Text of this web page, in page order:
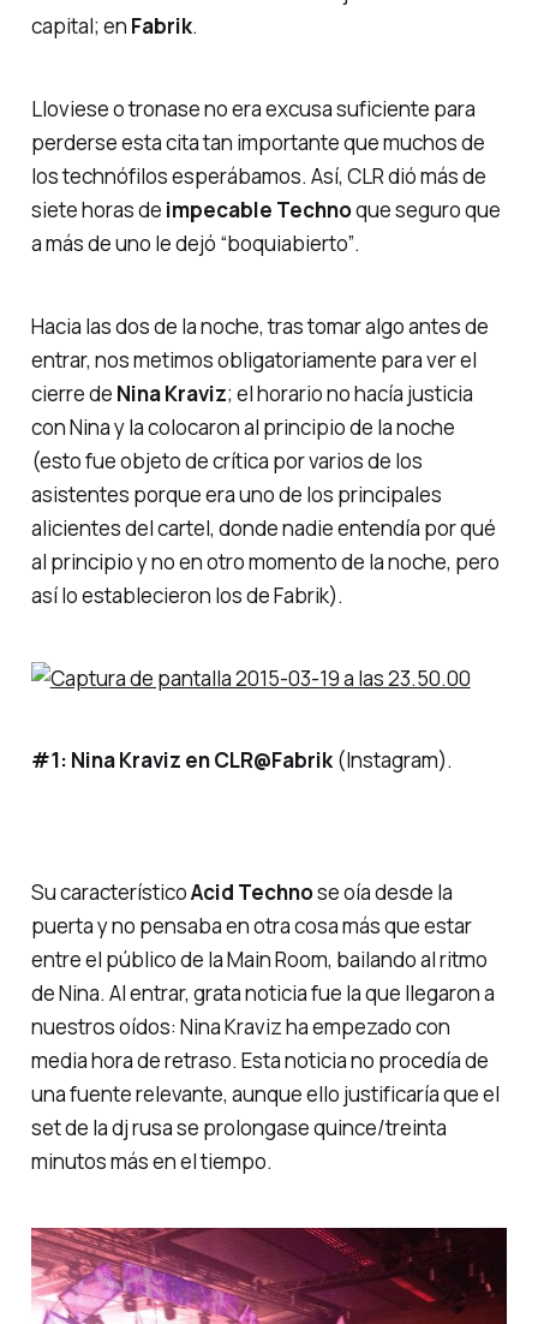
capital; en Fabrik.
Lloviese o tronase no era excusa suficiente para
perderse esta cita tan importante que muchos de
lostechnófilosesperábamos. Así, CLR dió más de
siete horas de impecable Technoque seguro que
a más de uno le dejó “boquiabierto”.
Hacia las dos de la noche, tras tomar algo antes de
entrar, nos metimos obligatoriamente para ver el
cierre de Nina Kraviz; el horario no hacía justicia
con Nina y la colocaron al principio de la noche
(esto fue objeto de crítica por varios de los
asistentes porque era uno de los principales
alicientes del cartel, donde nadie entendía por qué
al principio y no en otro momento de la noche, pero
así lo establecieron los de Fabrik).
#1: Nina Kraviz en CLR@Fabrik(Instagram).
Su característicoAcid Technose oía desde la
puerta y no pensaba en otra cosa más que estar
entre el público de laMain Room, bailando al ritmo
de Nina. Al entrar, grata noticia fue la que llegaron a
nuestros oídos: Nina Kraviz ha empezado con
media hora de retraso. Esta noticia no procedía de
una fuente relevante, aunque ello justificaría que el
set de la dj rusa se prolongase quince/treinta
minutos más en el tiempo.